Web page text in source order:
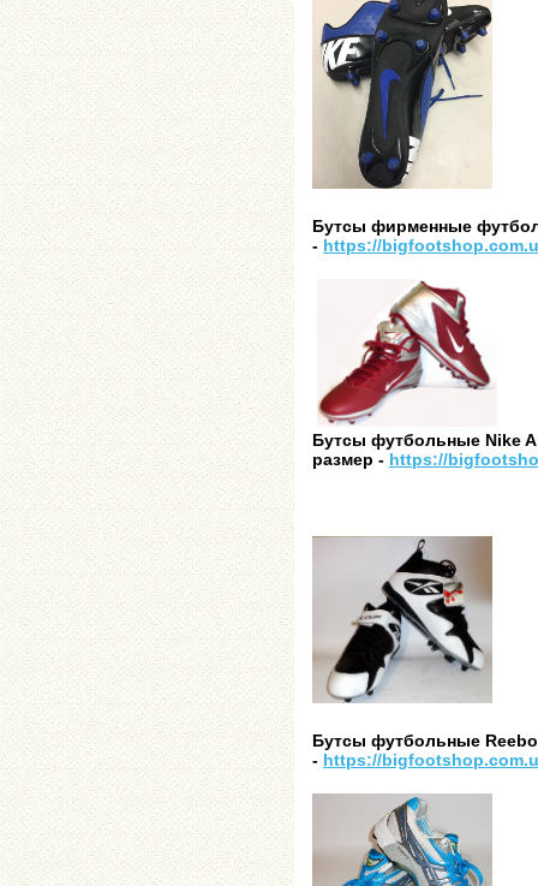
Бутсы фирменные
- https://
Бутсы футбольные Nike
размер - https://
Бутсы футбольные
- https://